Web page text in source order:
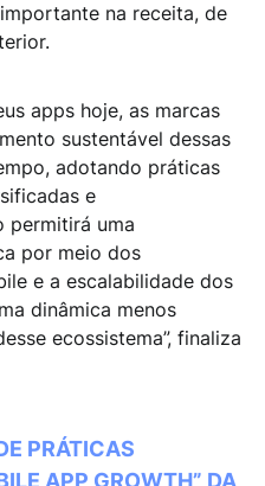
na receita, de
apps hoje, as marcas
sustentável dessas
adotando práticas
e
permitirá uma
por meio dos
e a escalabilidade dos
dinâmica menos
ecossistema”, finaliza
PRÁTICAS
APP GROWTH” DA